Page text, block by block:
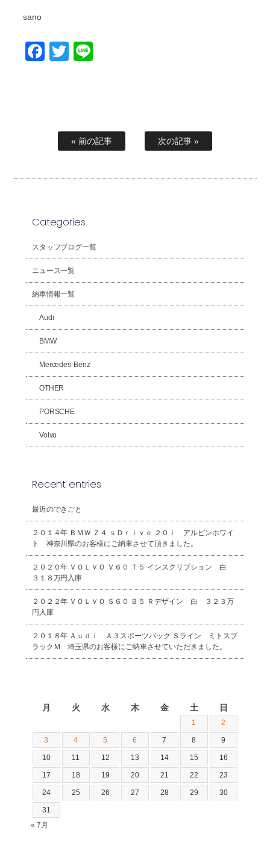
sano
Facebook
Twitter
« 前の記事 次の記事 »
Categories
スタッフブログ一覧
ニュース一覧
納車情報一覧
Audi
BMW
Mercedes-Benz
OTHER
PORSCHE
Volvo
Recent entries
最近のできごと
２０１４年 ＢＭＷ Ｚ４ ｓＤｒｉｖｅ ２０ｉ アルピンホワイ
ト 神奈川県のお客様にご納車させて頂きました。
２０２０年 ＶＯＬＶＯ Ｖ６０ Ｔ５ インスクリプション 白
３１８万円入庫
２０２２年 ＶＯＬＶＯ Ｓ６０ Ｂ５ Ｒデザイン 白 ３２３万
円入庫
２０１８年 Ａｕｄｉ Ａ３スポーツバック Ｓライン ミトスブ
ラックＭ 埼玉県のお客様にご納車させていただきました。
月 火 水 木 金 土 日
1 2
3 4 5 6 7 8 9
10 11 12 13 14 15 16
17 18 19 20 21 22 23
24 25 26 27 28 29 30
31
« 7月